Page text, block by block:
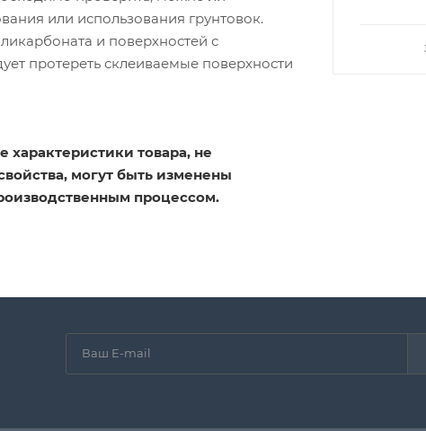
или использования грунтовок.
и поверхностей с
протереть склеиваемые поверхности
товара, не
могут быть изменены
процессом.